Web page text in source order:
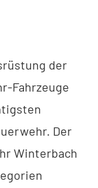
der
Fahrzeuge
Der
Winterbach